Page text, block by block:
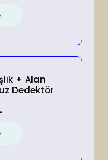
+ Alan
Dedektör